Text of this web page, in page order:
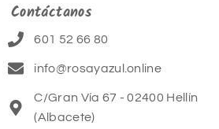
Contáctanos
601 52 66 80
info@rosayazul.online
C/Gran Vía 67 - 02400 Hellín
(Albacete)